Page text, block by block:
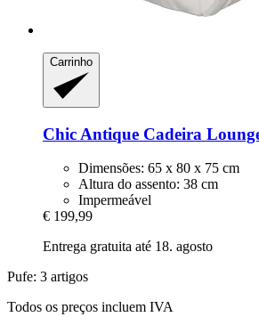
Carrinho
Chic Antique Cadeira
Dimensões: 65 x 80 x 75 cm
Altura do assento: 38 cm
Impermeável
€ 199,99
Entrega gratuita até 18. agosto
Pufe: 3 artigos
Todos os preços incluem IVA